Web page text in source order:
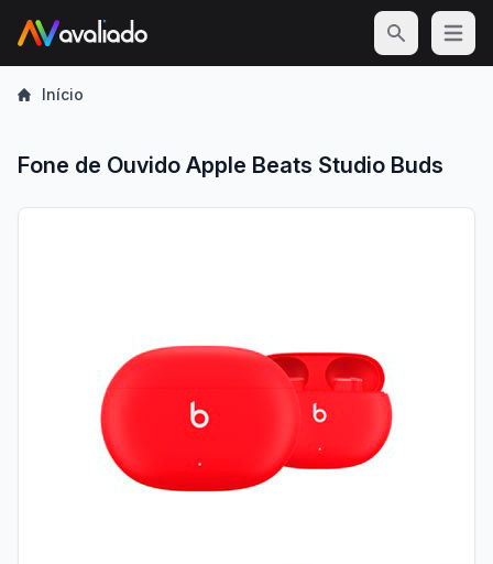
Open
Início
Fone de Ouvido Apple Beats Studio Buds